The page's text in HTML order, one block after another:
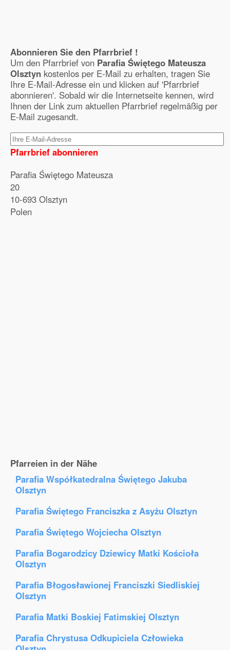
Abonnieren Sie den Pfarrbrief !
Um den Pfarrbrief von Parafia Świętego Mateusza
Olsztyn kostenlos per E-Mail zu erhalten, tragen Sie
Ihre E-Mail-Adresse ein und klicken auf 'Pfarrbrief
abonnieren'. Sobald wir die Internetseite kennen, wird
Ihnen der Link zum aktuellen Pfarrbrief regelmäßig per
E-Mail zugesandt.
Pfarrbrief abonnieren
Parafia Świętego Mateusza
20
10-693 Olsztyn
Polen
Pfarreien in der Nähe
Parafia Współkatedralna Świętego Jakuba
Olsztyn
Parafia Świętego Franciszka z Asyżu Olsztyn
Parafia Świętego Wojciecha Olsztyn
Parafia Bogarodzicy Dziewicy Matki Kościoła
Olsztyn
Parafia Błogosławionej Franciszki Siedliskiej
Olsztyn
Parafia Matki Boskiej Fatimskiej Olsztyn
Parafia Chrystusa Odkupiciela Człowieka